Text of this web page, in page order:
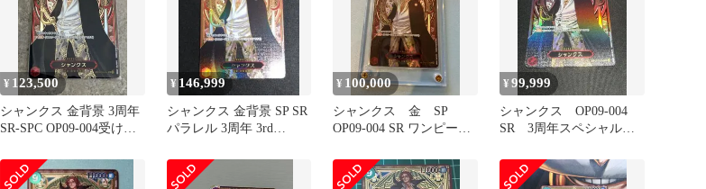
¥ 123,500
シャンクス 金背景 3周年
SR-SPC OP09-004受け継
¥ 146,999
シャンクス 金背景 SP SR
パラレル 3周年 3rd
¥ 100,000
シャンクス 金 SP
OP09-004 SR ワンピース
¥99,999
シャンクス OP09-004
SR 3周年スペシャル